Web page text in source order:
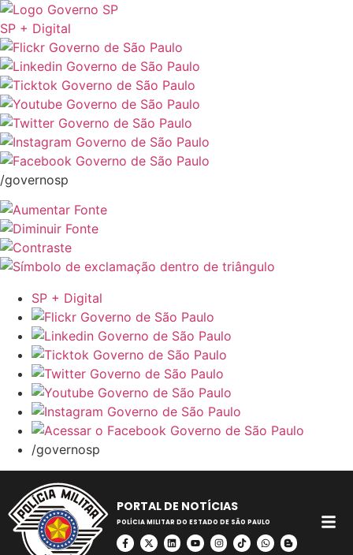
SP + Digital
/governosp
SP + Digital
/governosp
PORTAL DE NOTÍCIAS
POLÍCIA MILITAR DO ESTADO DE SÃO PAULO